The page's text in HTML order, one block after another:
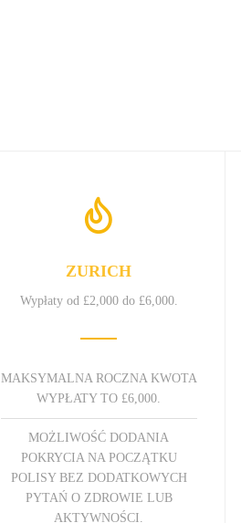
ZURICH
Wypłaty od £2,000 do £6,000.
MAKSYMALNA ROCZNA KWOTA
WYPŁATY TO £6,000.
MOŻLIWOŚĆ DODANIA
POKRYCIA NA POCZĄTKU
POLISY BEZ DODATKOWYCH
PYTAŃ O ZDROWIE LUB
AKTYWNOŚCI.